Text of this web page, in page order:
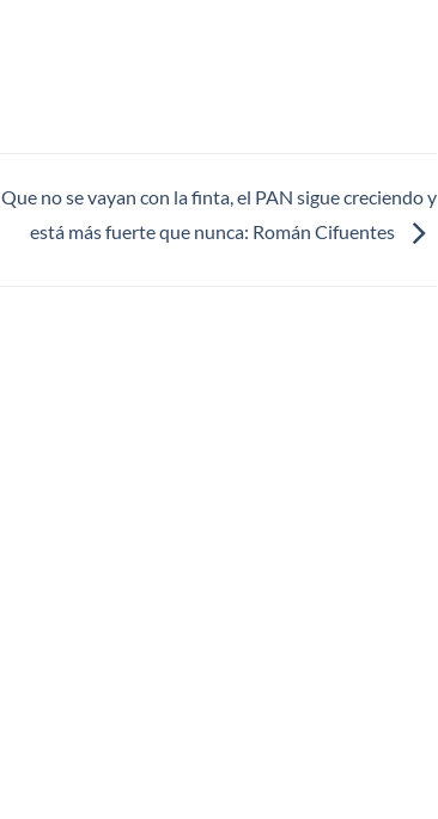
Que no se vayan con la finta, el PAN sigue creciendo y
está más fuerte que nunca: Román Cifuentes